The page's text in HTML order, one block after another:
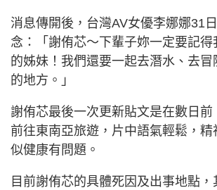
消息傳開後，台灣AV女優李娜娜31
念：「謝侑芯～下輩子妳一定要記
的姊妹！我們還要一起去潛水、去
的地方。」
謝侑芯最後一次更新貼文是在數日
前往東南亞旅遊，片中語氣輕鬆，精
似健康有問題。
目前謝侑芯的具體死因及出事地點